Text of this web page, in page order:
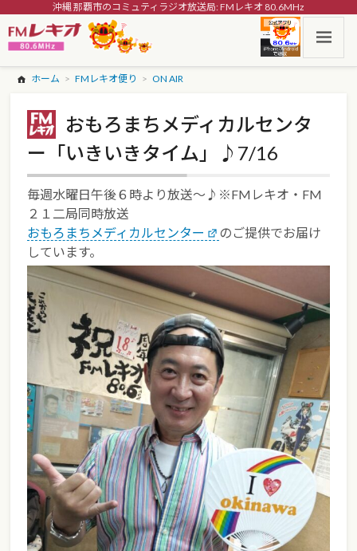
沖縄 那覇市のコミュティラジオ放送局: FMレキオ 80.6MHz
ホーム FMレキオ便り ON AIR
おもろまちメディカルセンタ
ー「いきいきタイム」♪7/16
毎週水曜日午後６時より放送～♪※FMレキオ・FM
２１二局同時放送
おもろまちメディカルセンター
のご提供でお届け
しています。